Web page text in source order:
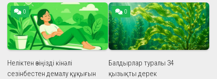
0
Неліктен өзіңізді кінәлі
сезінбестен демалу құқығын
0
Балдырлар туралы 34
қызықты дерек